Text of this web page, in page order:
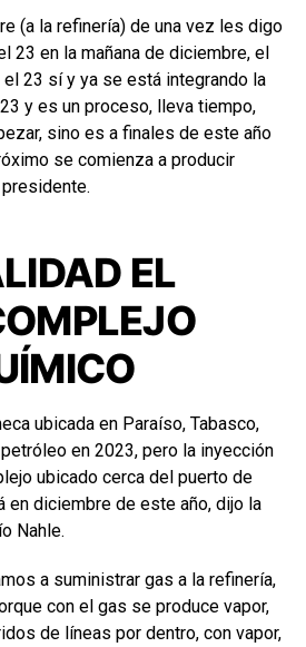
(a la refinería) de una vez les digo
23 en la mañana de diciembre, el
el 23 sí y ya se está integrando la
y es un proceso, lleva tiempo,
sino es a finales de este año
se comienza a producir
EL
ubicada en Paraíso, Tabasco,
en 2023, pero la inyección
ubicado cerca del puerto de
en diciembre de este año, dijo la
Nahle.
a suministrar gas a la refinería,
con el gas se produce vapor,
de líneas por dentro, con vapor,